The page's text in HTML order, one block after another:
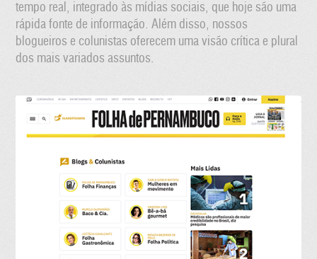
tempo real, integrado às mídias sociais, que hoje são uma
rápida fonte de informação. Além disso, nossos
blogueiros e colunistas oferecem uma visão crítica e plural
dos mais variados assuntos.